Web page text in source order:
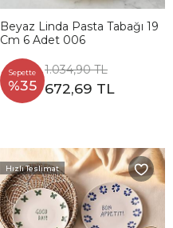
Beyaz Linda Pasta Tabağı 19
Cm 6 Adet 006
Sepette
%35
1.034,90 TL
672,69 TL
Hızlı Teslimat